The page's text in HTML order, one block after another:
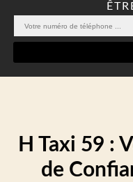
H Taxi 59 :
de